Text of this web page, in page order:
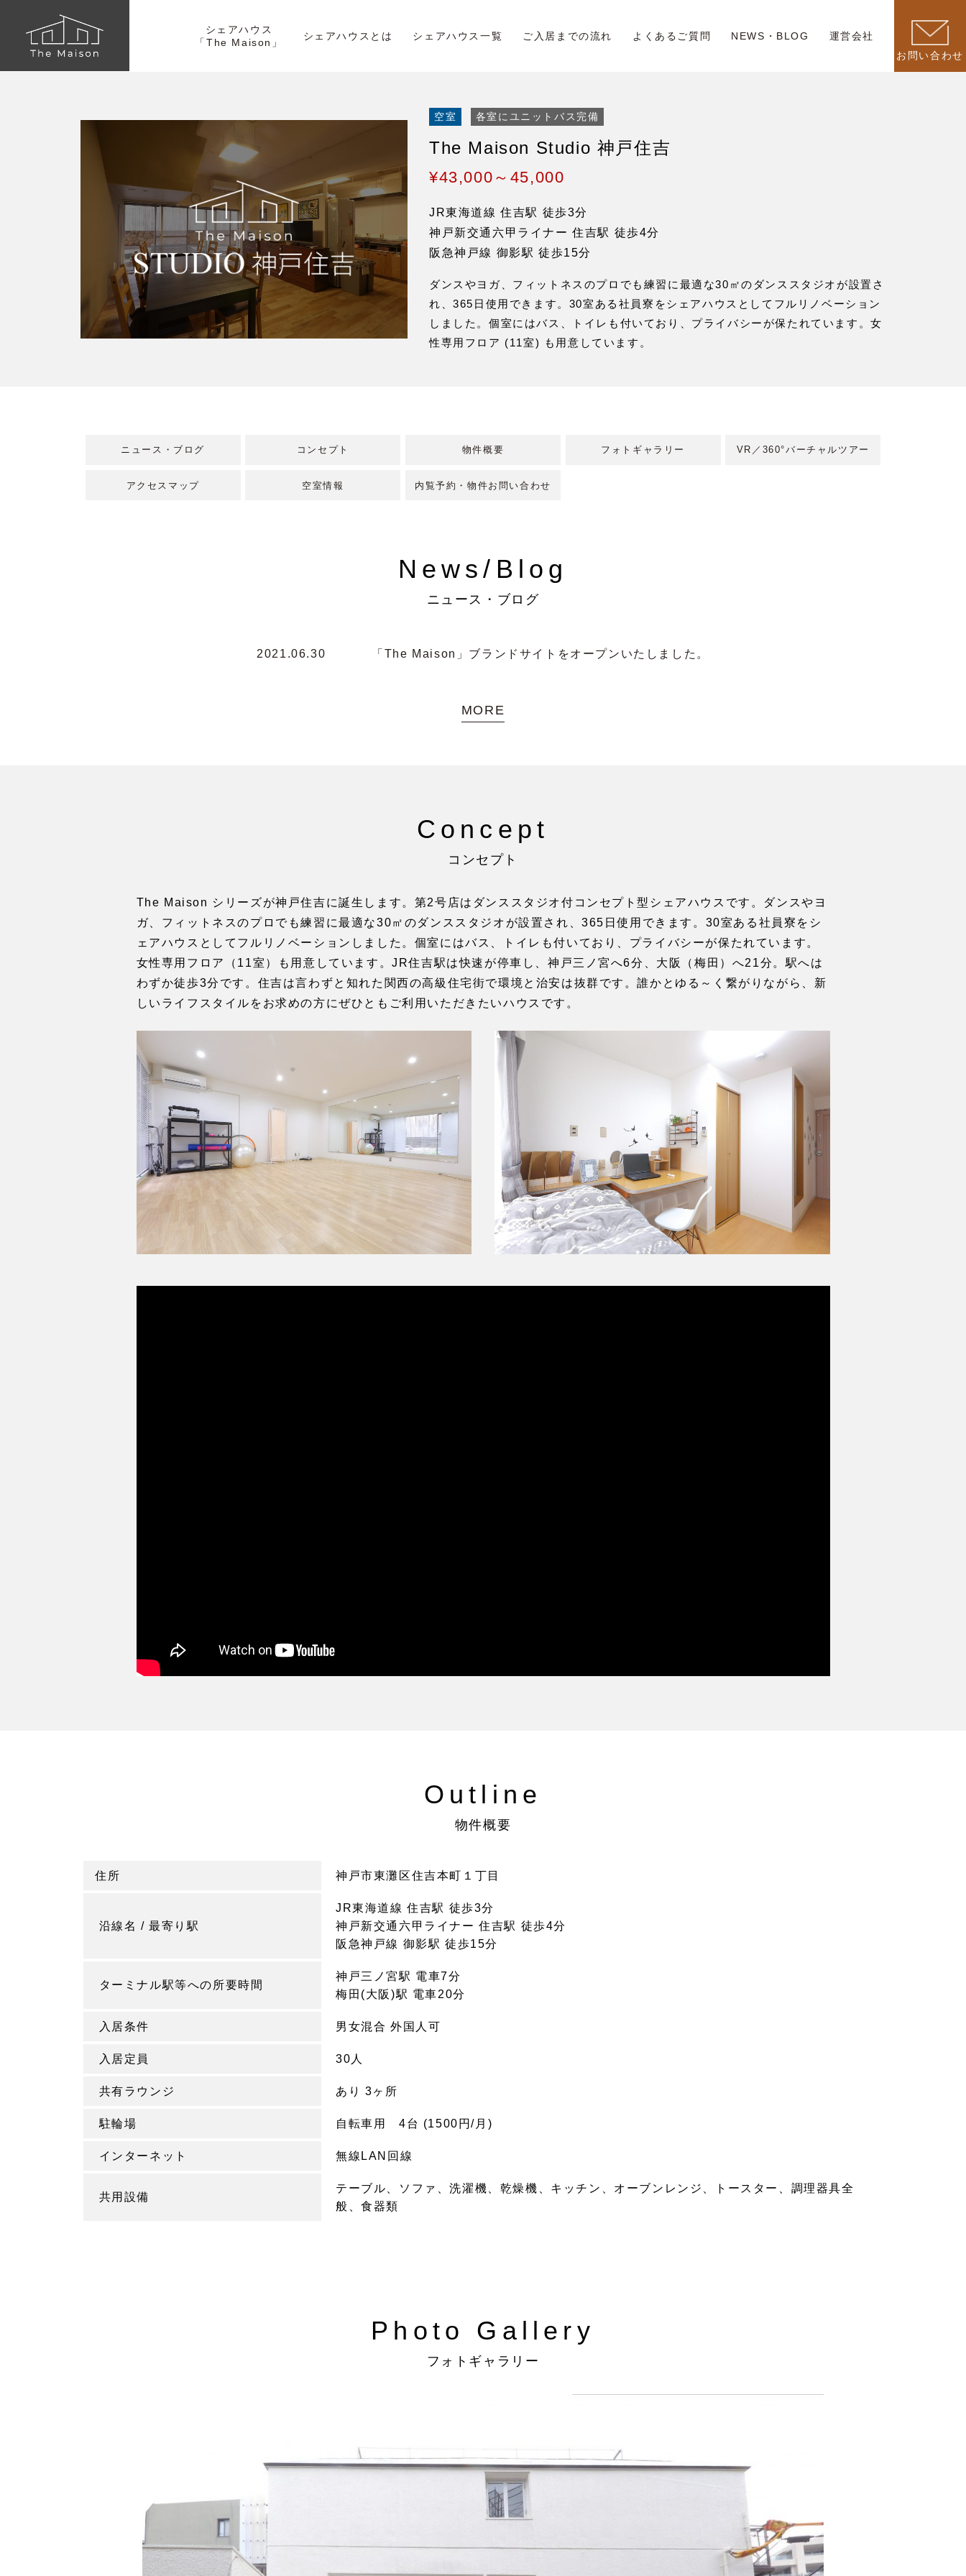
シェアハウス
「The Maison」
シェアハウスとは シェアハウス一覧 ご入居までの流れ よくあるご質問 NEWS・BLOG
運営会社
お問い合わせ
空室 各室にユニットバス完備
The Maison Studio 神戸住吉
¥43,000～45,000
JR東海道線 住吉駅 徒歩3分
神戸新交通六甲ライナー 住吉駅 徒歩4分
阪急神戸線 御影駅 徒歩15分
ダンスやヨガ、フィットネスのプロでも練習に最適な30㎡のダンススタジオが設置さ
れ、365日使用できます。30室ある社員寮をシェアハウスとしてフルリノベーション
しました。個室にはバス、トイレも付いており、プライバシーが保たれています。女
性専用フロア (11室) も用意しています。
ニュース・ブログ コンセプト 物件概要 フォトギャラリー VR／360°バーチャルツアー
アクセスマップ 空室情報 内覧予約・物件お問い合わせ
News/Blog
ニュース・ブログ
2021.06.30 「The Maison」ブランドサイトをオープンいたしました。
MORE
Concept
コンセプト
The Maison シリーズが神戸住吉に誕生します。第2号店はダンススタジオ付コンセプト型シェアハウスです。ダンスやヨ
ガ、フィットネスのプロでも練習に最適な30㎡のダンススタジオが設置され、365日使用できます。30室ある社員寮をシ
ェアハウスとしてフルリノベーションしました。個室にはバス、トイレも付いており、プライバシーが保たれています。
女性専用フロア（11室）も用意しています。JR住吉駅は快速が停車し、神戸三ノ宮へ6分、大阪（梅田）へ21分。駅へは
わずか徒歩3分です。住吉は言わずと知れた関西の高級住宅街で環境と治安は抜群です。誰かとゆる～く繋がりながら、新
しいライフスタイルをお求めの方にぜひともご利用いただきたいハウスです。
Outline
物件概要
住所 神戸市東灘区住吉本町１丁目
沿線名 / 最寄り駅
JR東海道線 住吉駅 徒歩3分
神戸新交通六甲ライナー 住吉駅 徒歩4分
阪急神戸線 御影駅 徒歩15分
ターミナル駅等への所要時間
神戸三ノ宮駅 電車7分
梅田(大阪)駅 電車20分
入居条件 男女混合 外国人可
入居定員 30人
共有ラウンジ あり 3ヶ所
駐輪場 自転車用 4台 (1500円/月)
インターネット 無線LAN回線
共用設備
テーブル、ソファ、洗濯機、乾燥機、キッチン、オーブンレンジ、トースター、調理器具全
般、食器類
Photo Gallery
フォトギャラリー